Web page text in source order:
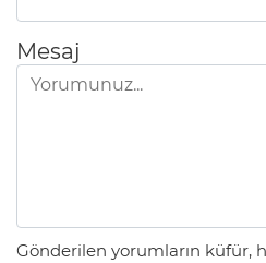
Mesaj
Gönderilen yorumların küfür,